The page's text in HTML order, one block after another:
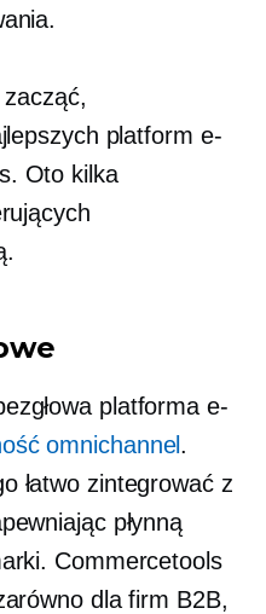
platform e-
Oto kilka
platforma e-
omnichannel.
łatwo zintegrować z
płynną
Commercetools
dla firm B2B,